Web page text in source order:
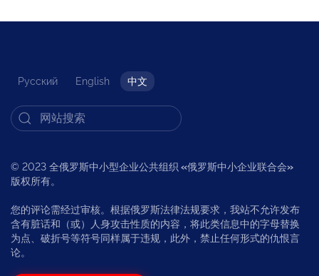
Русский English 中文
© 2023 全俄罗斯中小型企业公共组织 «俄罗斯中小企业联合会»
版权所有。
您的评论需经过审核。根据俄罗斯法律法规要求，我站不允许发布
含有脏话和（或）人身攻击性质的内容，将此类信息中的字母替换
为点、破折号等符号同样属于违规，此外，禁止任何形式的仇恨言
论。